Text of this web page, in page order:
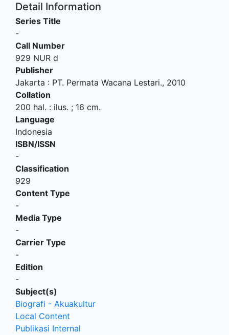
Detail Information
Series Title
-
Call Number
929 NUR d
Publisher
Jakarta : PT. Permata Wacana Lestari., 2010
Collation
200 hal. : ilus. ; 16 cm.
Language
Indonesia
ISBN/ISSN
-
Classification
929
Content Type
-
Media Type
-
Carrier Type
-
Edition
-
Subject(s)
Biografi - Akuakultur
Local Content
Publikasi Internal